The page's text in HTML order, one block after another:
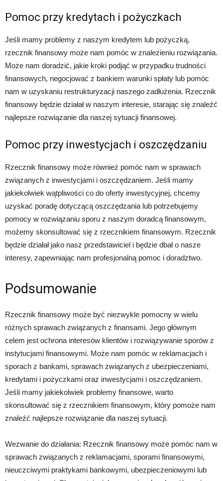
Pomoc przy kredytach i pożyczkach
Jeśli mamy problemy z naszym kredytem lub pożyczką,
rzecznik finansowy może nam pomóc w znalezieniu rozwiązania.
Może nam doradzić, jakie kroki podjąć w przypadku trudności
finansowych, negocjować z bankiem warunki spłaty lub pomóc
nam w uzyskaniu restrukturyzacji naszego zadłużenia. Rzecznik
finansowy będzie działał w naszym interesie, starając się znaleźć
najlepsze rozwiązanie dla naszej sytuacji finansowej.
Pomoc przy inwestycjach i oszczędzaniu
Rzecznik finansowy może również pomóc nam w sprawach
związanych z inwestycjami i oszczędzaniem. Jeśli mamy
jakiekolwiek wątpliwości co do oferty inwestycyjnej, chcemy
uzyskać poradę dotyczącą oszczędzania lub potrzebujemy
pomocy w rozwiązaniu sporu z naszym doradcą finansowym,
możemy skonsultować się z rzecznikiem finansowym. Rzecznik
będzie działał jako nasz przedstawiciel i będzie dbał o nasze
interesy, zapewniając nam profesjonalną pomoc i doradztwo.
Podsumowanie
Rzecznik finansowy może być niezwykle pomocny w wielu
różnych sprawach związanych z finansami. Jego głównym
celem jest ochrona interesów klientów i rozwiązywanie sporów z
instytucjami finansowymi. Może nam pomóc w reklamacjach i
sporach z bankami, sprawach związanych z ubezpieczeniami,
kredytami i pożyczkami oraz inwestycjami i oszczędzaniem.
Jeśli mamy jakiekolwiek problemy finansowe, warto
skonsultować się z rzecznikiem finansowym, który pomoże nam
znaleźć najlepsze rozwiązanie dla naszej sytuacji.
Wezwanie do działania: Rzecznik finansowy może pomóc nam w
sprawach związanych z reklamacjami, sporami finansowymi,
nieuczciwymi praktykami bankowymi, ubezpieczeniowymi lub